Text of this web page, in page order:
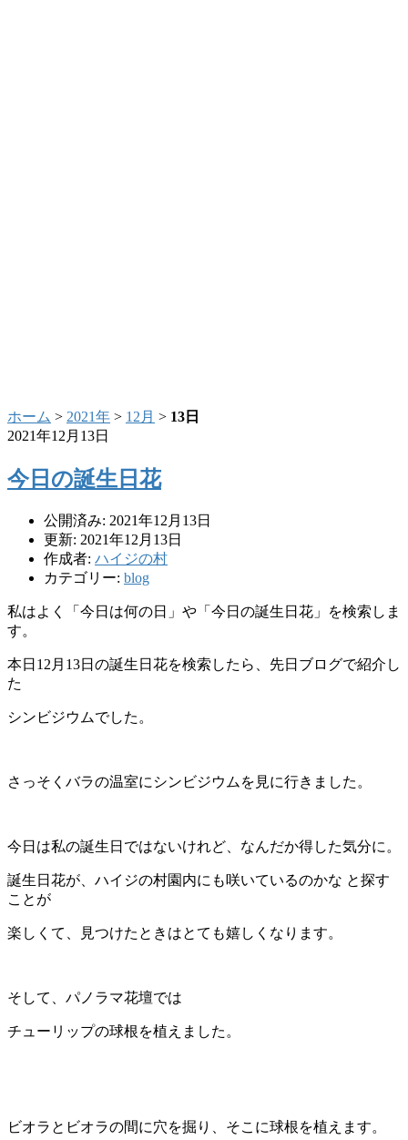
ホーム > 2021年 > 12月 > 13日
2021年12月13日
今日の誕生日花
公開済み: 2021年12月13日
更新: 2021年12月13日
作成者: ハイジの村
カテゴリー: blog
私はよく「今日は何の日」や「今日の誕生日花」を検索しま
す。
本日12月13日の誕生日花を検索したら、先日ブログで紹介し
た
シンビジウムでした。
さっそくバラの温室にシンビジウムを見に行きました。
今日は私の誕生日ではないけれど、なんだか得した気分に。
誕生日花が、ハイジの村園内にも咲いているのかな と探す
ことが
楽しくて、見つけたときはとても嬉しくなります。
そして、パノラマ花壇では
チューリップの球根を植えました。
ビオラとビオラの間に穴を掘り、そこに球根を植えます。